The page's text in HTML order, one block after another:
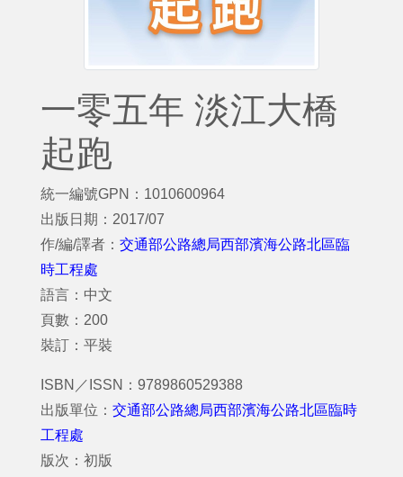
一零五年 淡江大橋
起跑
統一編號GPN：1010600964
出版日期：2017/07
作/編/譯者： 交通部公路總局西部濱海公路北區臨
時工程處
語言：中文
頁數：200
裝訂：平裝
ISBN／ISSN：9789860529388
出版單位： 交通部公路總局西部濱海公路北區臨時
工程處
版次：初版